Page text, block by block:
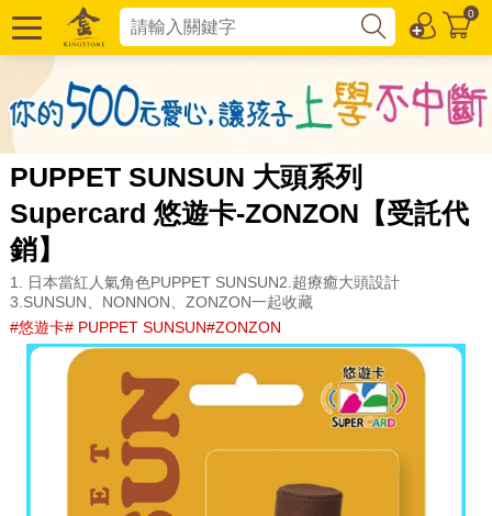
0
PUPPET SUNSUN 大頭系列
Supercard 悠遊卡-ZONZON【受託代
銷】
1. 日本當紅人氣角色PUPPET SUNSUN2.超療癒大頭設計
3.SUNSUN、NONNON、ZONZON一起收藏
#悠遊卡# PUPPET SUNSUN#ZONZON